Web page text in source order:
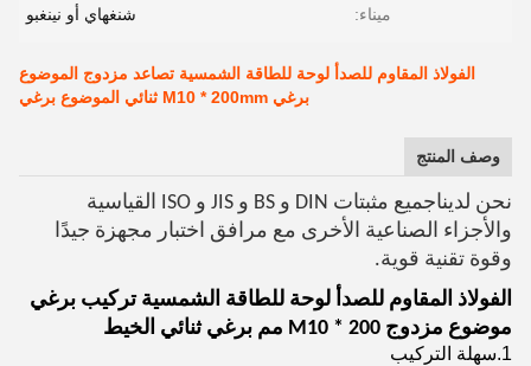
ميناء: شنغهاي أو نينغبو
الفولاذ المقاوم للصدأ لوحة للطاقة الشمسية تصاعد مزدوج الموضوع
برغي M10 * 200mm ثنائي الموضوع برغي
وصف المنتج
نحن لدينا
جميع مثبتات DIN و BS و JIS و ISO القياسية
والأجزاء الصناعية الأخرى مع مرافق اختبار مجهزة جيدًا
وقوة تقنية قوية.
الفولاذ المقاوم للصدأ لوحة للطاقة الشمسية تركيب برغي
موضوع مزدوج M10 * 200 مم برغي ثنائي الخيط
1.سهلة التركيب